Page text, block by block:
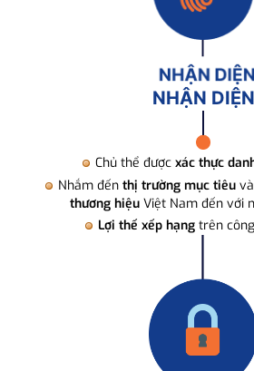
NHẬN DIỆN
Chủ thể được xác thực
Nhắm đến thị trường mục tiêuvà
thương hiệuViệt Nam đến với
Lợi thế xếp hạng trên